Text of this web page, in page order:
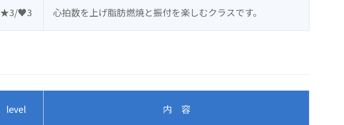
★3/♥3 心拍数を上げ脂肪燃焼と振付を楽しむクラスです。
level 内 容